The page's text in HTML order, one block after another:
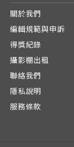
關於我們
編輯規範與申訴
得獎紀錄
攝影棚出租
聯絡我們
隱私說明
服務條款